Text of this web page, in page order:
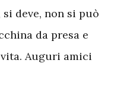
si deve, non si può
da presa e
Auguri amici